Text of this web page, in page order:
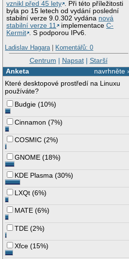
vznikl před 45 lety . Při této příležitosti
byla po 15 letech od vydání poslední
stabilní verze 9.0.302 vydána nová
stabilní verze 11
implementaceC-
Kermit . S podporou IPv6.
Ladislav Hagara| Komentářů: 0
Centrum | Napsat| Starší
navrhněte
Anketa
Které desktopové prostředí na Linuxu
používáte?
Budgie (10%)
Cinnamon (7%)
COSMIC (2%)
GNOME (18%)
KDE Plasma (30%)
LXQt (6%)
MATE (6%)
TDE (2%)
Xfce (15%)